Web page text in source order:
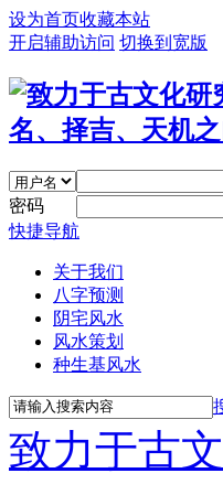
设为首页收藏本站
开启辅助访问 切换到宽版
密码
快捷导航
关于我们
八字预测
阴宅风水
风水策划
种生基风水
致力于古